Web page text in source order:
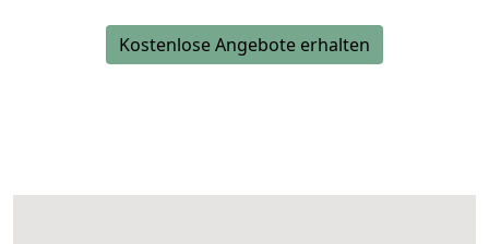
Kostenlose Angebote erhalten